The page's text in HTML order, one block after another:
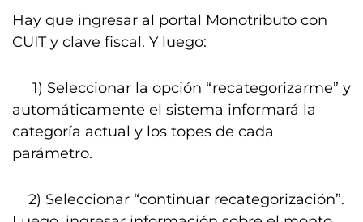
Hay que ingresar al portal Monotributo con
CUIT y clave fiscal. Y luego:
1) Seleccionar la opción “recategorizarme” y
automáticamente el sistema informará la
categoría actual y los topes de cada
parámetro.
2) Seleccionar “continuar recategorización”.